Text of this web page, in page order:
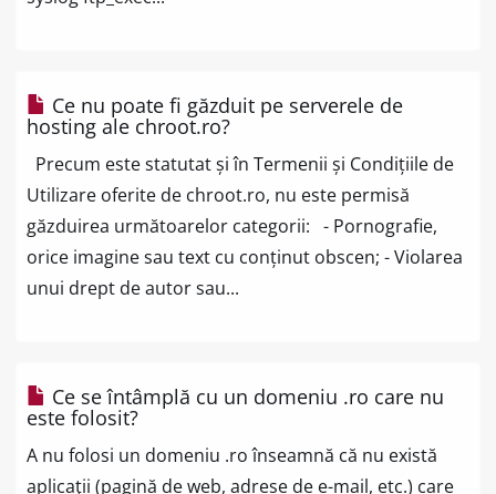
Ce nu poate fi găzduit pe serverele de
hosting ale chroot.ro?
Precum este statutat și în Termenii și Condițiile de
Utilizare oferite de chroot.ro, nu este permisă
găzduirea următoarelor categorii: - Pornografie,
orice imagine sau text cu conținut obscen; - Violarea
unui drept de autor sau...
Ce se întâmplă cu un domeniu .ro care nu
este folosit?
A nu folosi un domeniu .ro înseamnă că nu există
aplicaţii (pagină de web, adrese de e-mail, etc.) care